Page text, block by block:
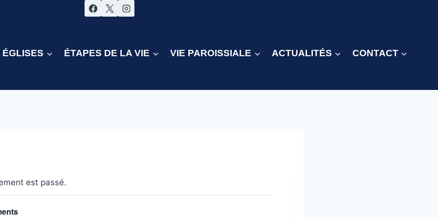
ÉGLISES ÉTAPES DE LA VIE VIE PAROISSIALE ACTUALITÉS CONTACT
est passé.